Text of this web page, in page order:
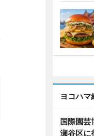
ヨコハマ
国際園
瀬谷区に